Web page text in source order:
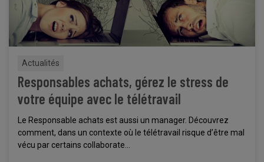
Actualités
Responsables achats, gérez le stress de
votre équipe avec le télétravail
Le Responsable achats est aussi un manager. Découvrez
comment, dans un contexte où le télétravail risque d’être mal
vécu par certains collaborate...